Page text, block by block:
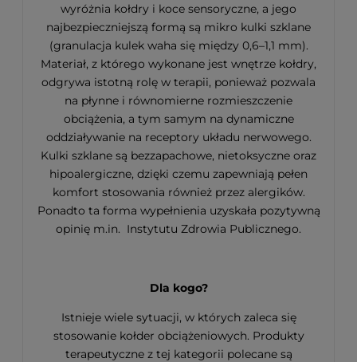
wyróżnia kołdry i koce sensoryczne, a jego
najbezpieczniejszą formą są mikro kulki szklane
(granulacja kulek waha się między 0,6–1,1 mm).
Materiał, z którego wykonane jest wnętrze kołdry,
odgrywa istotną rolę w terapii, ponieważ pozwala
na płynne i równomierne rozmieszczenie
obciążenia, a tym samym na dynamiczne
oddziaływanie na receptory układu nerwowego.
Kulki szklane są bezzapachowe, nietoksyczne oraz
hipoalergiczne, dzięki czemu zapewniają pełen
komfort stosowania również przez alergików.
Ponadto ta forma wypełnienia uzyskała pozytywną
opinię m.in. Instytutu Zdrowia Publicznego.
Dla kogo?
Istnieje wiele sytuacji, w których zaleca się
stosowanie kołder obciążeniowych. Produkty
terapeutyczne z tej kategorii polecane są